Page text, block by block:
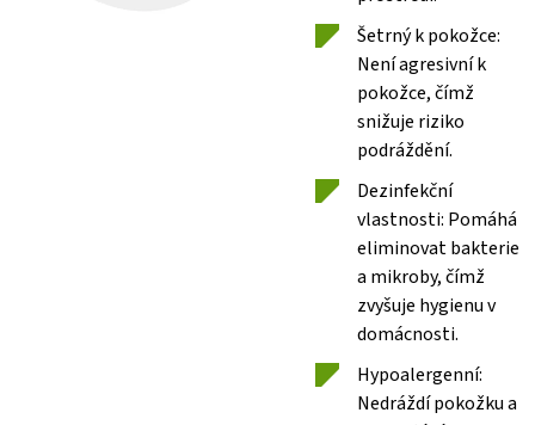
Šetrný k pokožce:
Není agresivní k
pokožce, čímž
snižuje riziko
podráždění.
Dezinfekční
vlastnosti: Pomáhá
eliminovat bakterie
a mikroby, čímž
zvyšuje hygienu v
domácnosti.
Hypoalergenní:
Nedráždí pokožku a